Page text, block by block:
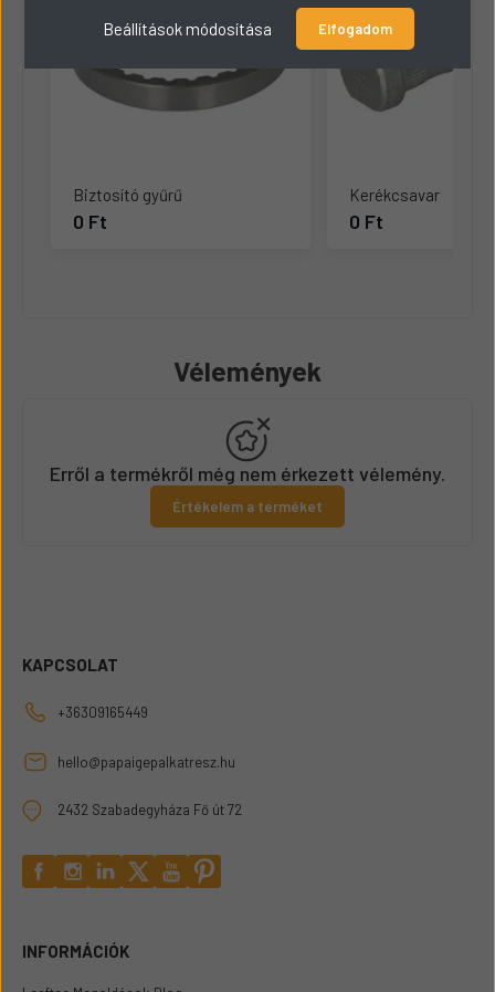
Biztosító gyűrű
0 Ft
Kerékcsavar
0 Ft
Vélemények
Erről a termékről még nem érkezett vélemény.
Értékelem a terméket
KAPCSOLAT
+36309165449
hello@papaigepalkatresz.hu
2432 Szabadegyháza Fő út 72
INFORMÁCIÓK
Beállítások módosítása Elfogadom